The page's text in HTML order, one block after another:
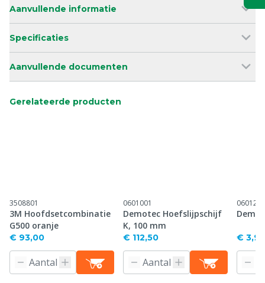
Aanvullende informatie
Specificaties
Aanvullende documenten
Gerelateerde producten
3508801
3M Hoofdsetcombinatie
G500 oranje
€ 93,00
0601001
Demotec Hoefslijpschijf
K, 100 mm
€ 112,50
0601220
€ 3,99